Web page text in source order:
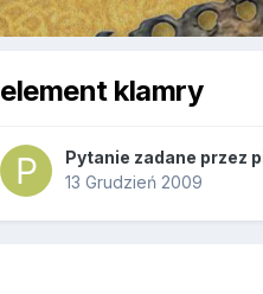
element klamry
Pytanie zadane przez
13 Grudzień 2009